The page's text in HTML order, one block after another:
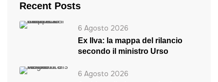
Recent Posts
6 Agosto 2026
Ex Ilva: la mappa del rilancio
secondo il ministro Urso
6 Agosto 2026